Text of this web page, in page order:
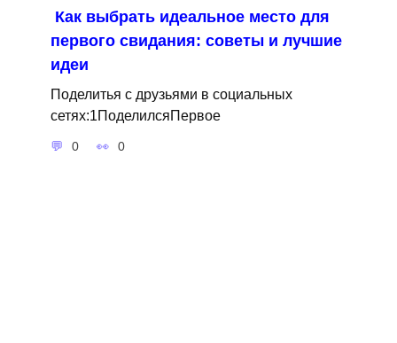
Как выбрать идеальное место для
первого свидания: советы и лучшие
идеи
Поделитья с друзьями в социальных
сетях:1ПоделилсяПервое
0 0